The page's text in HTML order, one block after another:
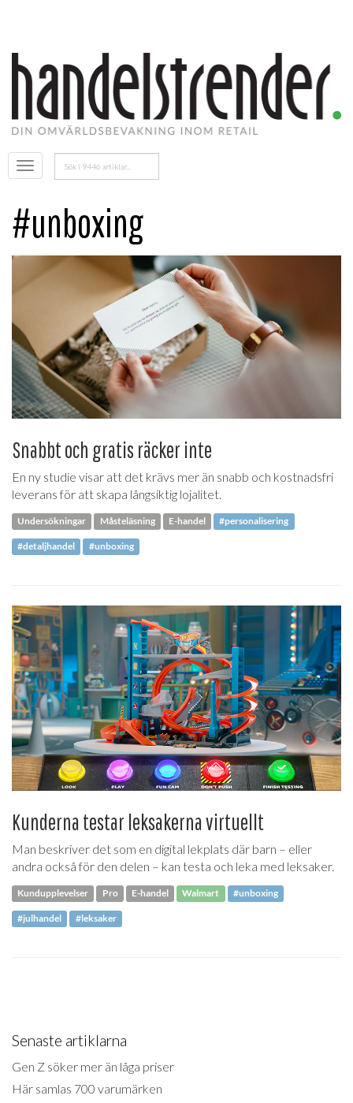
Öppna
menyn
Sök
efter:
#unboxing
Snabbt och gratis räcker inte
En ny studie visar att det krävs mer än snabb och kostnadsfri
leverans för att skapa långsiktig lojalitet.
Undersökningar Måsteläsning E-handel #personalisering
#detaljhandel #unboxing
Kunderna testar leksakerna virtuellt
Man beskriver det som en digital lekplats där barn – eller
andra också för den delen – kan testa och leka med leksaker.
Kundupplevelser Pro E-handel Walmart #unboxing
#julhandel #leksaker
Senaste artiklarna
Gen Z söker mer än låga priser
Här samlas 700 varumärken